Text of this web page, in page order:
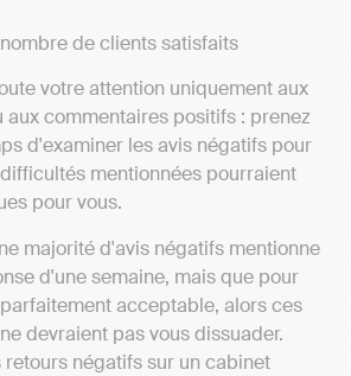
de clients satisfaits
votre attention uniquement aux
aux commentaires positifs : prenez
d'examiner les avis négatifs pour
mentionnées pourraient
pour vous.
majorité d'avis négatifs mentionne
d'une semaine, mais que pour
acceptable, alors ces
devraient pas vous dissuader.
retours négatifs sur un cabinet